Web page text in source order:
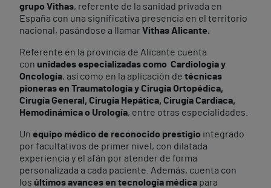
grupo Vithas, referente de la sanidad privada en
España con una significativa presencia en el territorio
nacional, pasándose a llamarVithas Alicante.
Referente en la provincia de Alicante cuenta
con unidades especializadas como Cardiología y
Oncología, así como en la aplicación de técnicas
pioneras en Traumatología y Cirugía Ortopédica,
Cirugía General, Cirugía Hepática, Cirugía Cardiaca,
Hemodinámica o Urología, entre otras especialidades.
Un equipo médico de reconocido prestigio integrado
por facultativos de primer nivel, con dilatada
experiencia y el afán por atender de forma
personalizada a cada paciente. Además, cuenta con
los últimos avances en tecnología médica para